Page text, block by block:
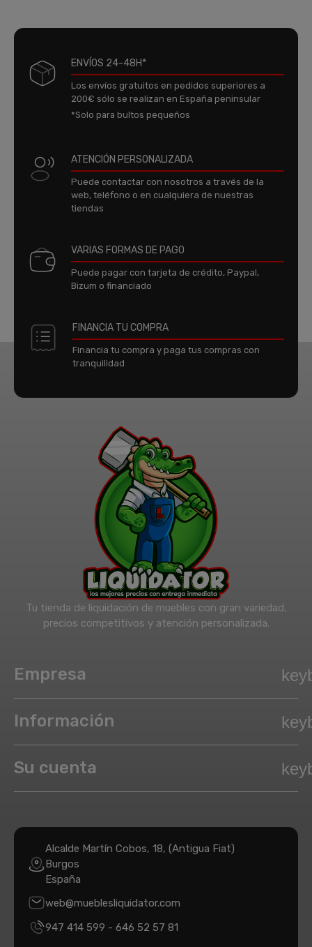
ENVÍOS 24-48H*
Los envíos gratuitos en pedidos superiores a
200€ sólo se realizan en España peninsular
*Solo para bultos pequeños
ATENCIÓN PERSONALIZADA
Puede contactar con nosotros a través de la
web, teléfono o en cualquiera de nuestras
tiendas
VARIAS FORMAS DE PAGO
Puede pagar con tarjeta de crédito, Paypal,
Bizum o financiado
FINANCIA TU COMPRA
Financia tu compra y paga tus compras con
tranquilidad
Tu tienda de liquidación de muebles con gran variedad,
precios competitivos y atención personalizada.
Empresa
Información
Su cuenta
Alcalde Martín Cobos, 18, (Antigua Fiat)
Burgos
España
web@mueblesliquidator.com
947 414 599 - 646 52 57 81